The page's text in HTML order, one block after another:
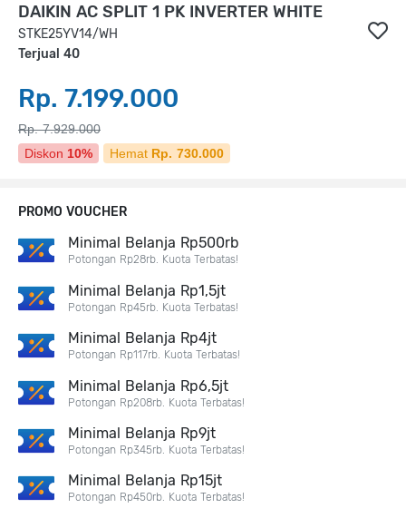
DAIKIN AC SPLIT 1 PK INVERTER WHITE
STKE25YV14/WH
Terjual 40
Rp. 7.199.000
Rp. 7.929.000
Diskon 10% Hemat Rp. 730.000
PROMO VOUCHER
Minimal Belanja Rp500rb
Potongan Rp28rb. Kuota Terbatas!
Minimal Belanja Rp1,5jt
Potongan Rp45rb. Kuota Terbatas!
Minimal Belanja Rp4jt
Potongan Rp117rb. Kuota Terbatas!
Minimal Belanja Rp6,5jt
Potongan Rp208rb. Kuota Terbatas!
Minimal Belanja Rp9jt
Potongan Rp345rb. Kuota Terbatas!
Minimal Belanja Rp15jt
Potongan Rp450rb. Kuota Terbatas!